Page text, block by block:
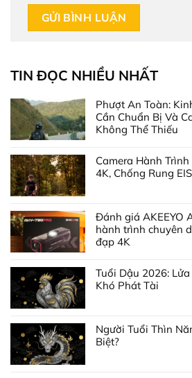
TIN ĐỌC NHIỀU NHẤT
Phượt An Toàn:
Cần Chuẩn Bị Và
Không Thể Thiếu
Camera Hành
4K, Chống Rung
Đánh giá AKEEYO
hành trình chuyên
đạp 4K
Tuổi Dậu 2026:
Khó Phát Tài
Người Tuổi Thìn
Biệt?